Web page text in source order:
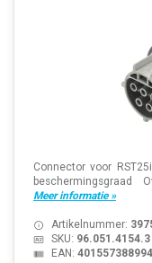
Connector voor
beschermingsgraad
Meer informatie »
Artikelnummer:
SKU: 96.051.4154.3
EAN: